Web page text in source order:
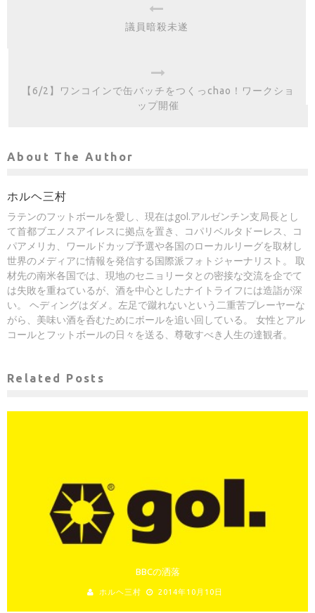
議員暗殺未遂
【6/2】ワンコインで缶バッチをつくっchao！ワークショ
ップ開催
About The Author
ホルヘ三村
ラテンのフットボールを愛し、現在はgol.アルゼンチン支局長とし
て首都ブエノスアイレスに拠点を置き、コパリベルタドーレス、コ
パアメリカ、ワールドカップ予選や各国のローカルリーグを取材し
世界のメディアに情報を発信する国際派フォトジャーナリスト。 取
材先の南米各国では、現地のセニョリータとの密接な交流を企でて
は失敗を重ねているが、酒を中心としたナイトライフには造詣が深
い。 ヘディングはダメ。左足で蹴れないという二重苦プレーヤーな
がら、美味い酒を呑むためにボールを追い回している。 女性とアル
コールとフットボールの日々を送る、尊敬すべき人生の達観者。
Related Posts
BBCの洒落
ホルヘ三村 2014年10月10日